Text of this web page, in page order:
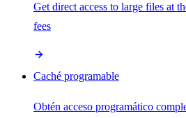
Get direct access to large files at
fees
Caché programable
Obtén acceso programático